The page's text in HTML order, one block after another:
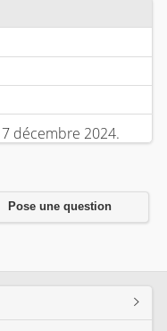
décembre 2024.
Pose une question